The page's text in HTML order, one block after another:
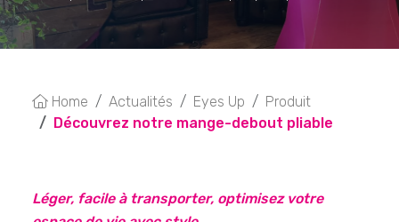
Home Actualités Eyes Up
Produit
Découvrez notre mange-debout pliable
Léger, facile à transporter, optimisez votre